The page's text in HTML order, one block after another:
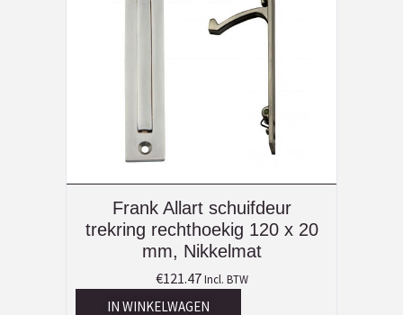
Frank Allart schuifdeur
trekring rechthoekig 120 x 20
mm, Nikkelmat
€121.47 Incl. BTW
IN WINKELWAGEN